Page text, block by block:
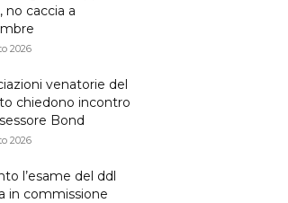
no caccia a
2026
venatorie del
chiedono incontro
Bond
2026
l’esame del ddl
in commissione